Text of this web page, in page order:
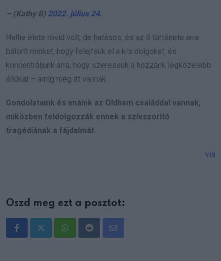
– (Kathy B) 2022. július 24.
Hallie élete rövid volt, de hatásos, és az ő története arra
bátorít minket, hogy felejtsük el a kis dolgokat, és
koncentráljunk arra, hogy szeressük a hozzánk legközelebb
állókat – amíg még itt vannak.
Gondolataink és imáink az Oldham családdal vannak,
miközben feldolgozzák ennek a szívszorító
tragédiának a fájdalmát.
via
Oszd meg ezt a posztot:
WhatsappRedditShare